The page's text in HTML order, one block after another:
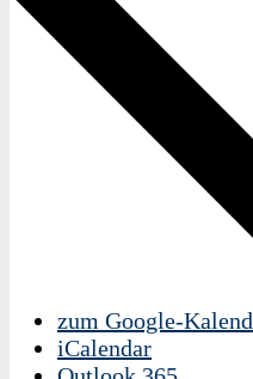
zum Google-
iCalendar